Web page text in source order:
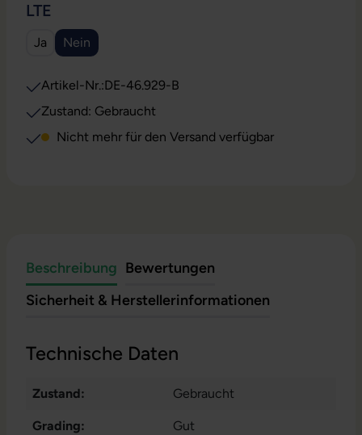
LTE
Ja Nein
(Diese Option ist zurzeit nicht verfügbar.)
Artikel-Nr.:DE-46.929-B
Zustand: Gebraucht
Nicht mehr für den Versand verfügbar
Beschreibung Bewertungen
Sicherheit & Herstellerinformationen
Technische Daten
Zustand: Gebraucht
Grading: Gut